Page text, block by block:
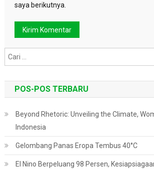
saya berikutnya.
POS-POS TERBARU
Beyond Rhetoric: Unveiling the Climate,
Indonesia
Gelombang Panas Eropa Tembus 40°C
El Nino Berpeluang 98 Persen,